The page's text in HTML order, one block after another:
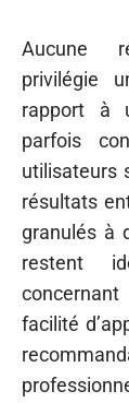
Aucune
privilégie
rapport à
parfois
utilisateurs
résultats
granulés à
restent
facilité